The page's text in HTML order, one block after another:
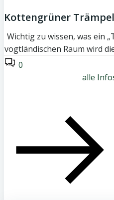
Kottengrüner
Wichtig zu wissen, was ein
vogtländischen Raum wird
0
alle